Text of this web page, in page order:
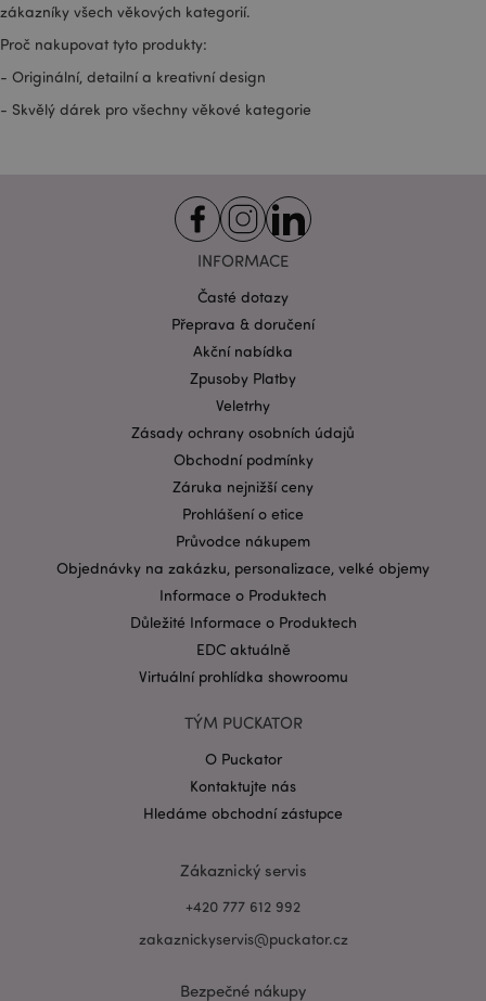
zákazníky všech věkových kategorií.
Proč nakupovat tyto produkty:
- Originální, detailní a kreativní design
- Skvělý dárek pro všechny věkové kategorie
INFORMACE
Časté dotazy
Přeprava & doručení
Akční nabídka
Zpusoby Platby
Veletrhy
Zásady ochrany osobních údajů
Obchodní podmínky
Záruka nejnižší ceny
Prohlášení o etice
Průvodce nákupem
Objednávky na zakázku, personalizace, velké objemy
Informace o Produktech
Důležité Informace o Produktech
EDC aktuálně
Virtuální prohlídka showroomu
TÝM PUCKATOR
O Puckator
Kontaktujte nás
Hledáme obchodní zástupce
Zákaznický servis
+420 777 612 992
zakaznickyservis@puckator.cz
Bezpečné nákupy
recently_viewed_product_previous